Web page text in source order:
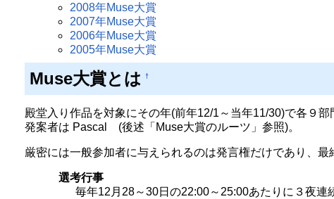
2008年Muse大賞
2007年Muse大賞
2006年Muse大賞
2005年Muse大賞
Muse大賞とは †
殿堂入り作品を対象にその年(前年12/1～当年11/30)で各９
発案者は Pascal (後述「Muse大賞のルーツ」参照)。
厳密には一般参加者に与えられるのは発言権だけであり、
選考行事
毎年12月28～30日の22:00～25:00あたりに３夜連